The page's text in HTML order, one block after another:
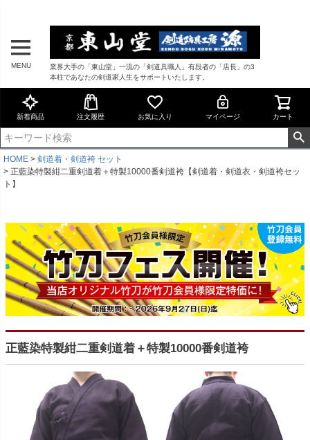
MENU
業界大手の「東山堂」一流の「剣道具職人」有段者の「店長」の3
本柱であなたの剣道家人生をサポートいたします。
新着商品 注文履歴 お気に入り マイページ カート
HOME
剣道着・剣道袴 セット
正藍染特製紺二重剣道着＋特製10000番剣道袴【剣道着・剣道衣・剣道袴セッ
ト】
正藍染特製紺二重剣道着＋特製10000番剣道袴